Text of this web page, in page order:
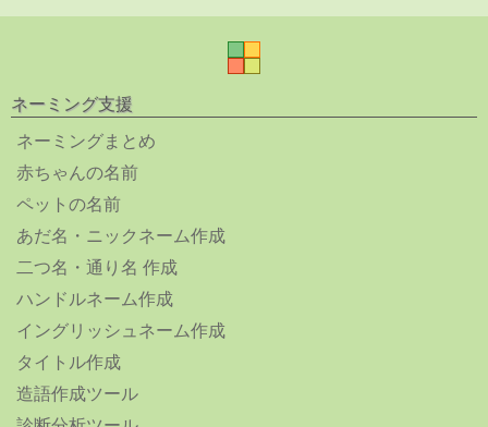
ネーミング支援
ネーミングまとめ
赤ちゃんの名前
ペットの名前
あだ名・ニックネーム作成
二つ名・通り名 作成
ハンドルネーム作成
イングリッシュネーム作成
タイトル作成
造語作成ツール